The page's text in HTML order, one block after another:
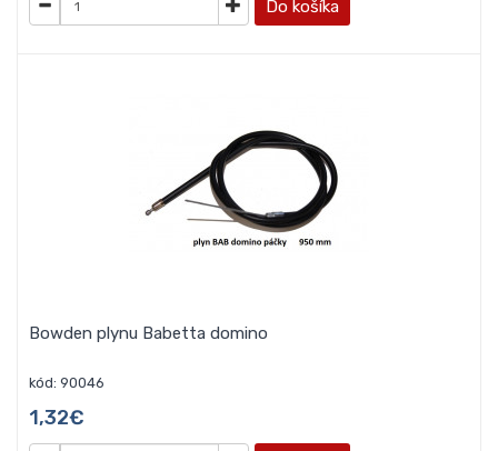
Do košíka
Bowden plynu Babetta domino
kód: 90046
1,32€